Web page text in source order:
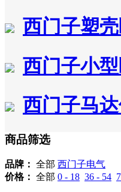
西门子塑
西门子小
西门子马
商品筛选
品牌： 全部 西门子电气
价格： 全部 0 - 18 36 - 54